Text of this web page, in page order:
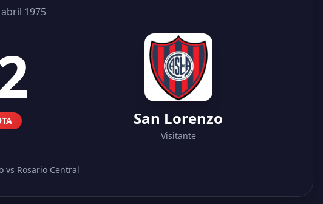
1975
San Lorenzo
Visitante
vs Rosario Central